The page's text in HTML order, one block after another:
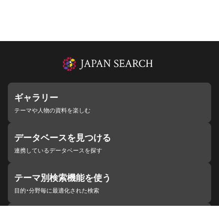
ギャラリー
テーマや人物の資料を楽しむ
データベースを見つける
連携しているデータベースを探す
テーマ別検索機能を使う
目的・分野毎に最適化された検索